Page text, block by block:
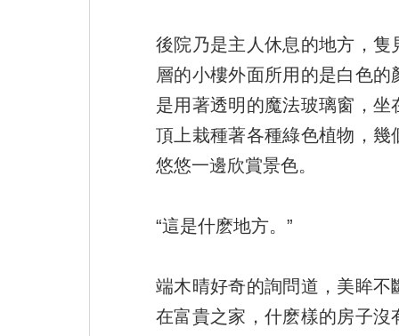
後院乃是主人休息的地方，
層的小樓外面所用的是白色
是用著透明的魔法玻璃窗，
頂上栽種著各種綠色植物，
悠悠一邊欣賞景色。
“這是什麽地方。”
端木晴好奇的詢問道，美眸
在富貴之家，什麽樣的房子